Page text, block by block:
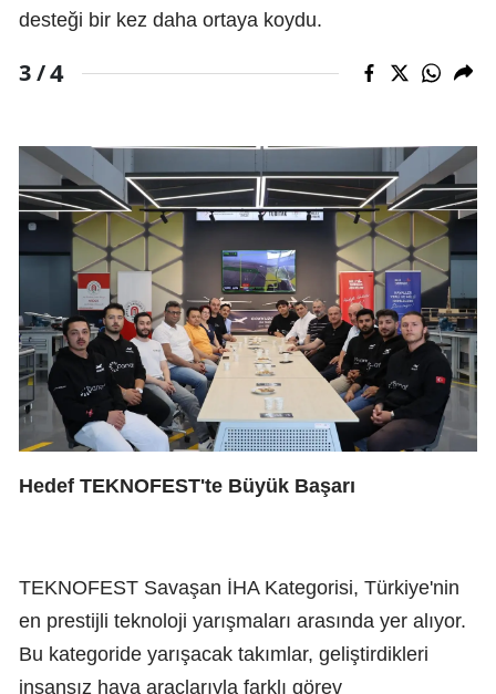
desteği bir kez daha ortaya koydu.
3 /4
Hedef TEKNOFEST'te Büyük Başarı
TEKNOFEST Savaşan İHA Kategorisi, Türkiye'nin
en prestijli teknoloji yarışmaları arasında yer alıyor.
Bu kategoride yarışacak takımlar, geliştirdikleri
insansız hava araçlarıyla farklı görev